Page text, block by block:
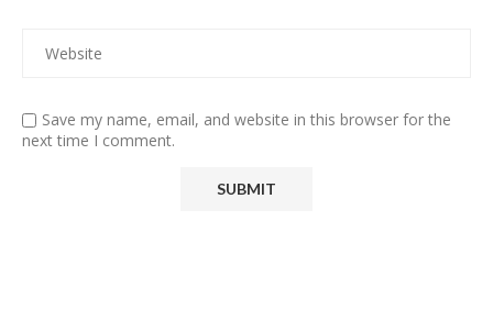
Save my name, email, and website in this browser for the
next time I comment.